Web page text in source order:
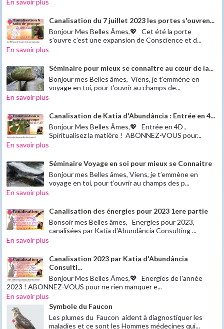
En savoir plus
Canalisation du 7 juillet 2023 les portes s'ouvren...
Bonjour Mes Belles Âmes,💖 Cet été la porte
s'ouvre c'est une expansion de Conscience et d...
En savoir plus
Séminaire pour mieux se connaître au cœur de la...
Bonjour mes Belles âmes, Viens, je t’emmène en
voyage en toi, pour t’ouvrir au champs de...
En savoir plus
Canalisation de Katia d'Abundância : Entrée en 4...
Bonjour Mes Belles Âmes,💖 Entrée en 4D ,
Spiritualisez la matière ! ABONNEZ-VOUS pour...
En savoir plus
Séminaire Voyage en soi pour mieux se Connaitre
Bonjour mes Belles âmes, Viens, je t’emmène en
voyage en toi, pour t’ouvrir au champs des p...
En savoir plus
Canalisation des énergies pour 2023 1ere partie
Bonsoir mes Belles âmes, Energies pour 2023,
canalisées par Katia d'Abundância Consulting ...
En savoir plus
Canalisation 2023 par Katia d'Abundância
Consulti...
Bonjour Mes Belles Âmes,💖 Energies de l'année
2023 ! ABONNEZ-VOUS pour ne rien manquer e...
En savoir plus
Symbole du Faucon
Les plumes du Faucon aident à diagnostiquer les
maladies et ce sont les Hommes médecines qui...